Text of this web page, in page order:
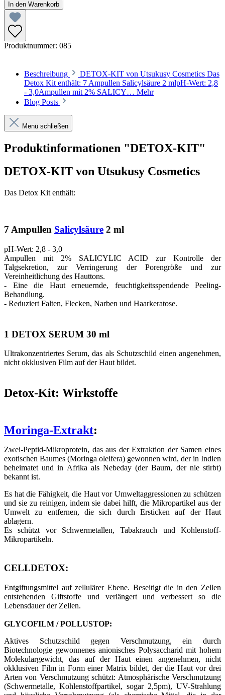
In den Warenkorb
Produktnummer: 085
Beschreibung
DETOX-KIT von Utsukusy Cosmetics Das
Detox Kit enthält: 7 Ampullen Salicylsäure 2 mlpH-Wert: 2,8
- 3,0Ampullen mit 2% SALICY… Mehr
Blog Posts
Menü schließen
Produktinformationen "DETOX-KIT"
DETOX-KIT von Utsukusy Cosmetics
Das Detox Kit enthält:
7 Ampullen Salicylsäure 2 ml
pH-Wert: 2,8 - 3,0
Ampullen mit 2% SALICYLIC ACID zur Kontrolle der
Talgsekretion, zur Verringerung der Porengröße und zur
Vereinheitlichung des Hauttons.
- Eine die Haut erneuernde, feuchtigkeitsspendende Peeling-
Behandlung.
- Reduziert Falten, Flecken, Narben und Haarkeratose.
1 DETOX SERUM 30 ml
Ultrakonzentriertes Serum, das als Schutzschild einen angenehmen,
nicht okklusiven Film auf der Haut bildet.
Detox-Kit: Wirkstoffe
Moringa-Extrakt:
Zwei-Peptid-Mikroprotein, das aus der Extraktion der Samen eines
exotischen Baumes (Moringa oleifera) gewonnen wird, der in Indien
beheimatet und in Afrika als Nebeday (der Baum, der nie stirbt)
bekannt ist.
Es hat die Fähigkeit, die Haut vor Umweltaggressionen zu schützen
und sie zu reinigen, indem sie dabei hilft, die Mikropartikel aus der
Umwelt zu entfernen, die sich durch Ersticken auf der Haut
ablagern.
Es schützt vor Schwermetallen, Tabakrauch und Kohlenstoff-
Mikropartikeln.
CELLDETOX:
Entgiftungsmittel auf zellulärer Ebene. Beseitigt die in den Zellen
entstehenden Giftstoffe und verlängert und verbessert so die
Lebensdauer der Zellen.
GLYCOFILM / POLLUSTOP:
Aktives Schutzschild gegen Verschmutzung, ein durch
Biotechnologie gewonnenes anionisches Polysaccharid mit hohem
Molekulargewicht, das auf der Haut einen angenehmen, nicht
okklusiven Film in Form einer Matrix bildet, der die Haut vor drei
Arten von Verschmutzung schützt: Atmosphärische Verschmutzung
(Schwermetalle, Kohlenstoffpartikel, sogar 2,5pm), UV-Strahlung